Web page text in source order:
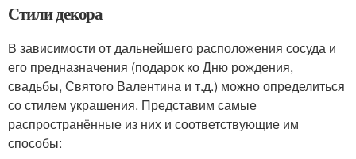
Стили декора
В зависимости от дальнейшего расположения сосуда и
его предназначения (подарок ко Дню рождения,
свадьбы, Святого Валентина и т.д.) можно определиться
со стилем украшения. Представим самые
распространённые из них и соответствующие им
способы: